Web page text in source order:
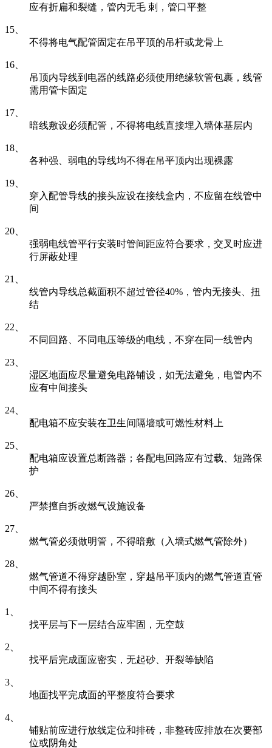
应有折扁和裂缝，管内无毛 刺，管口平整
15、
不得将电气配管固定在吊平顶的吊杆或龙骨上
16、
吊顶内导线到电器的线路必须使用绝缘软管包裹，线管
需用管卡固定
17、
暗线敷设必须配管，不得将电线直接埋入墙体基层内
18、
各种强、弱电的导线均不得在吊平顶内出现裸露
19、
穿入配管导线的接头应设在接线盒内，不应留在线管中
间
20、
强弱电线管平行安装时管间距应符合要求，交叉时应进
行屏蔽处理
21、
线管内导线总截面积不超过管径40%，管内无接头、扭
结
22、
不同回路、不同电压等级的电线，不穿在同一线管内
23、
湿区地面应尽量避免电路铺设，如无法避免，电管内不
应有中间接头
24、
配电箱不应安装在卫生间隔墙或可燃性材料上
25、
配电箱应设置总断路器；各配电回路应有过载、短路保
护
26、
严禁擅自拆改燃气设施设备
27、
燃气管必须做明管，不得暗敷（入墙式燃气管除外）
28、
燃气管道不得穿越卧室，穿越吊平顶内的燃气管道直管
中间不得有接头
1、
找平层与下一层结合应牢固，无空鼓
2、
找平后完成面应密实，无起砂、开裂等缺陷
3、
地面找平完成面的平整度符合要求
4、
铺贴前应进行放线定位和排砖，非整砖应排放在次要部
位或阴角处